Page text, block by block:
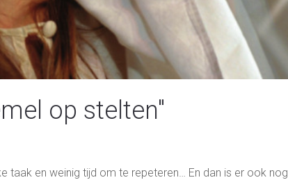
op stelten"
taak en weinig tijd om te repeteren… En dan is er ook nog